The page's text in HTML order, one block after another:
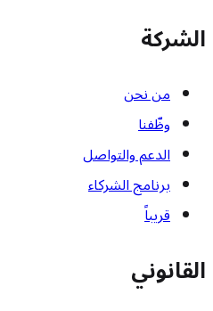
الشركة
من نحن
وظّفنا
الدعم والتواصل
برنامج الشركاء
قريباً
القانوني